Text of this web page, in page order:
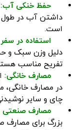
حفظ خنکی آب:
داشتن آب در طول
است.
استفاده در
دلیل وزن سبک و
تفریح مناسب
مصارف خانگی:
در مصارف خانگی،
چای و سایر
مصارف صنعتی
بزرگ برای مصارف